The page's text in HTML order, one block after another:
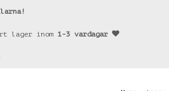
lager inom 1-3 vardagar